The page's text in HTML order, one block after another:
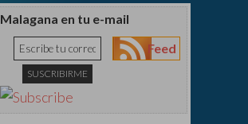
Malagana en tu e-mail
Feed